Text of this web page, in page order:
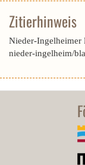
Zitierhinweis
Nieder-Ingelheimer
nieder-ingelheim/